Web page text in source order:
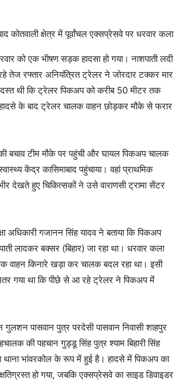
कोतवाली क्षेत्र में पूर्वांचल एक्सप्रेसवे पर धरवार कला
को एक भीषण सड़क हादसा हो गया। नाशपाती लदी
तेज रफ्तार अनियंत्रित ट्रेलर ने जोरदार टक्कर मार
थी कि ट्रेलर पिकअप को करीब 50 मीटर तक
के बाद ट्रेलर चालक वाहन छोड़कर मौके से फरार
बचाव टीम मौके पर पहुंची और घायल पिकअप चालक
केंद्र कासिमाबाद पहुंचाया। वहां प्राथमिक
देखते हुए चिकित्सकों ने उसे वाराणसी ट्रामा सेंटर
अधिकारी गजानन सिंह यादव ने बताया कि पिकअप
लादकर बक्सर (बिहार) जा रहा था। धरवार कला
वाहन किनारे खड़ा कर चालक बदल रहा था। इसी
गया था कि पीछे से आ रहे ट्रेलर ने पिकअप में
पासवान पुत्र परदेसी पासवान निवासी शाहपुर
की पहचान गुड्डू सिंह पुत्र श्याम बिहारी सिंह
थाना भांवरकोल के रूप में हुई है। हादसे में पिकअप का
हो गया, जबकि एक्सप्रेसवे का साइड डिवाइडर